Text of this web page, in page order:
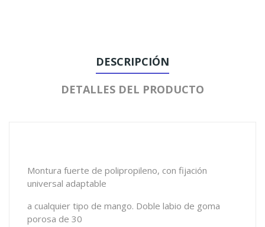
DESCRIPCIÓN
DETALLES DEL PRODUCTO
Montura fuerte de polipropileno, con fijación
universal adaptable
a cualquier tipo de mango. Doble labio de goma
porosa de 30